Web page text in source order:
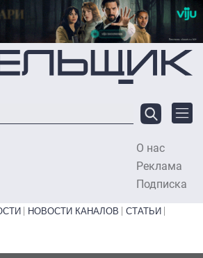
содержанию
О нас
Реклама
Подписка
НОВОСТИ КАНАЛОВ
СТАТЬИ